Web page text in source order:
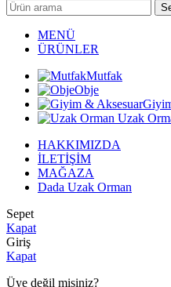
MENÜ
ÜRÜNLER
Mutfak
Obje
Uzak
HAKKIMIZDA
İLETİŞİM
MAĞAZA
Dada Uzak Orman
Sepet
Kapat
Giriş
Kapat
Üye değil misiniz?